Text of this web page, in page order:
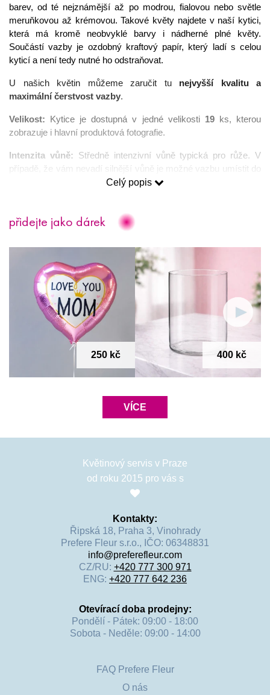
barev, od té nejznámější až po modrou, fialovou nebo světle
meruňkovou až krémovou. Takové květy najdete v naší kytici,
která má kromě neobvyklé barvy i nádherné plné květy.
Součástí vazby je ozdobný kraftový papír, který ladí s celou
kyticí a není tedy nutné ho odstraňovat.
U našich květin můžeme zaručit tu nejvyšší kvalitu a
maximální čerstvost vazby.
Velikost: Kytice je dostupná v jedné velikosti 19 ks, kterou
zobrazuje i hlavní produktová fotografie.
Intenzita vůně: Středně intenzivní vůně typická pro růže. V
případě, že vám nevadí silnější vůně je možné vazbu umístit do
přání. Pokud si přejete poslat kytici rovnou příjemci, rádi váš
vzkaz napíšeme
(je nutné text přání napsat do okénka
“Text vzkazu” na stránce “Dokončení objednávky”).
Věrnostní program: nákupem jakýchkoliv produktů na našem
e-shopu získáte cashback
, který můžete při registraci na
našem webu využít formou slev na další objednávky.
Darujte netradiční květy růží, které jsou elegantní a svou barvou
se hodí pro každou příležitost.
Celý popis
přidejte jako dárek
250 kč 400 kč
VÍCE
Květinový servis v Praze
od roku 2015 pro vás s
Kontakty:
Řipská 18, Praha 3, Vinohrady
Prefere Fleur s.r.o., IČO: 06348831
info@preferefleur.com
CZ/RU: +420 777 300 971
ENG: +420 777 642 236
Otevírací doba prodejny:
Pondělí - Pátek: 09:00 - 18:00
Sobota - Neděle: 09:00 - 14:00
FAQ Prefere Fleur
O nás